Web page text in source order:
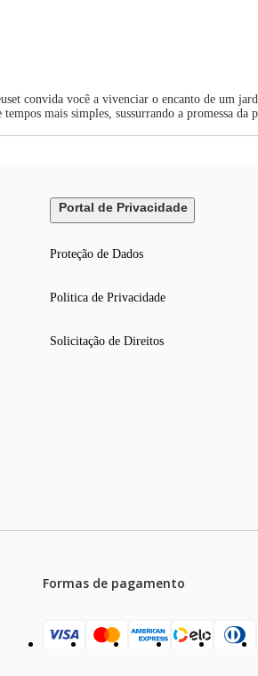
convida você a vivenciar o encanto de um
tempos mais simples, sussurrando a promessa
Portal de Privacidade
Proteção de Dados
Politica de Privacidade
Solicitação de Direitos
Formas de pagamento